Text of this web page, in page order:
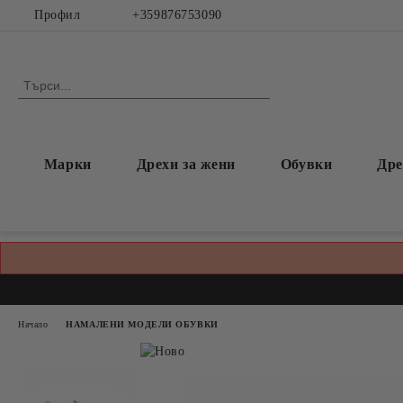
Профил +359876753090
Марки Дрехи за жени Обувки
Начало НАМАЛЕНИ МОДЕЛИ ОБУВКИ